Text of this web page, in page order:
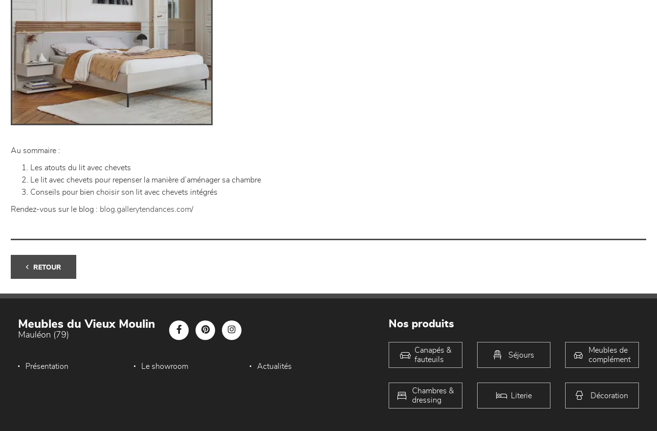
Au sommaire :
Les atouts du lit avec chevets
Le lit avec chevets pour repenser la manière d’aménager sa chambre
Conseils pour bien choisir son lit avec chevets intégrés
Rendez-vous sur le blog : blog.gallerytendances.com/
RETOUR
Meubles du Vieux Moulin
Mauléon (79)
Présentation Le showroom Actualités
Nos produits
Canapés &
fauteuils
Séjours
Meubles de
complément
Chambres &
dressing
Literie Décoration